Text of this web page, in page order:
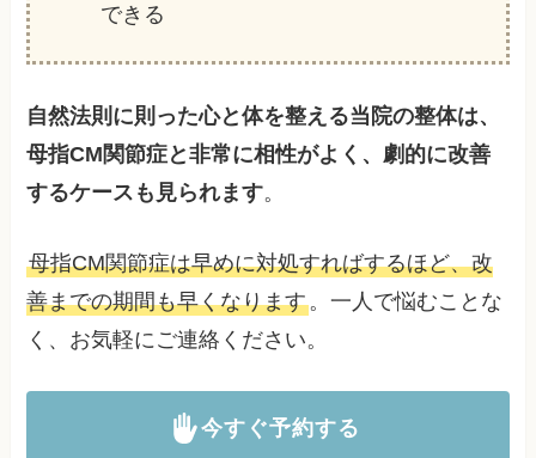
できる
自然法則に則った心と体を整える当院の整体は、
母指CM関節症と非常に相性がよく、劇的に改善
するケースも見られます。
母指CM関節症は早めに対処すればするほど、改
善までの期間も早くなります。一人で悩むことな
く、お気軽にご連絡ください。
今すぐ予約する